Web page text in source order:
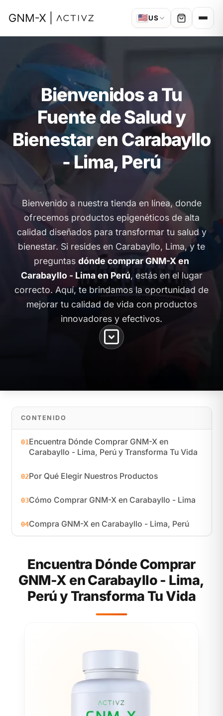
🇺🇸US
Bienvenidos a Tu
Fuente de Salud y
Bienestar en Carabayllo
- Lima, Perú
Bienvenido a nuestra tienda en línea, donde
ofrecemos productos epigenéticos de alta
calidad diseñados para transformar tu salud y
bienestar. Si resides en Carabayllo, Lima, y te
preguntas dónde comprar GNM-X en
Carabayllo - Lima en Perú, estás en el lugar
correcto. Aquí, te brindamos la oportunidad de
mejorar tu calidad de vida con productos
innovadores y efectivos.
CONTENIDO
01Encuentra Dónde Comprar GNM-X en
Carabayllo - Lima, Perú y Transforma Tu Vida
02Por Qué Elegir Nuestros Productos
03Cómo Comprar GNM-X en Carabayllo - Lima
04Compra GNM-X en Carabayllo - Lima, Perú
Encuentra Dónde Comprar
GNM-X en Carabayllo - Lima,
Perú y Transforma Tu Vida